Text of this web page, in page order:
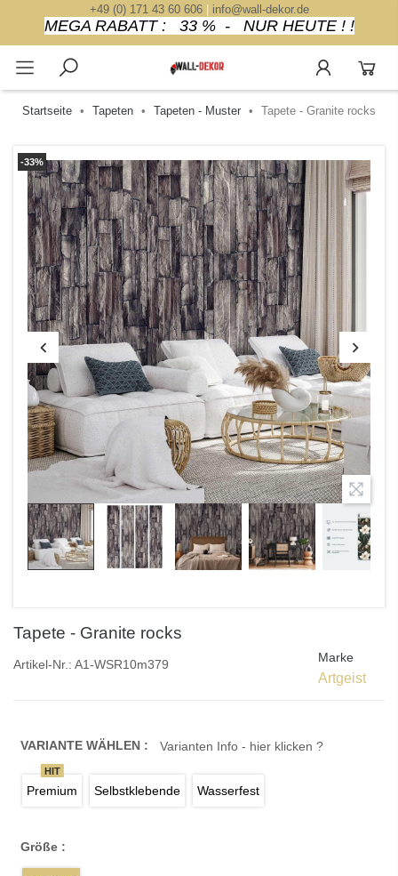
+49 (0) 171 43 60 606| info@wall-dekor.de
MEGA RABATT : 33 % - NUR HEUTE ! !
Startseite Tapeten Tapeten - Muster Tapete - Granite rocks
-33%
Tapete - Granite rocks
Artikel-Nr.: A1-WSR10m379 Marke
Artgeist
VARIANTE WÄHLEN : Varianten Info - hier klicken ?
Premium
HIT
Selbstklebende Wasserfest
Größe :